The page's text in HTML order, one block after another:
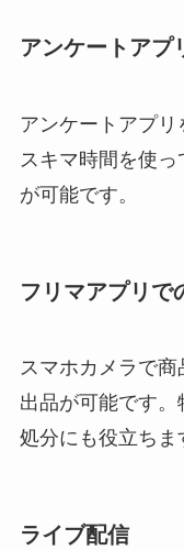
アンケートアプ
アンケートアプ
スキマ時間を使
が可能です。
フリマアプリで
スマホカメラで
出品が可能です
処分にも役立ちま
ライブ配信